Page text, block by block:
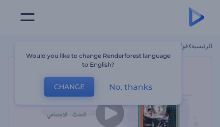
الرئيسية قوالب
Would you like to change Renderforest language
to English?
CHANGE No, thanks